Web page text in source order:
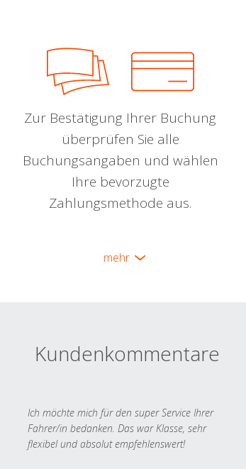
Zur Bestätigung Ihrer Buchung
überprüfen Sie alle
Buchungsangaben und wählen
Ihre bevorzugte
Zahlungsmethode aus.
mehr
Kundenkommentare
Ich möchte mich für den super Service Ihrer
Fahrer/in bedanken. Das war Klasse, sehr
flexibel und absolut empfehlenswert!